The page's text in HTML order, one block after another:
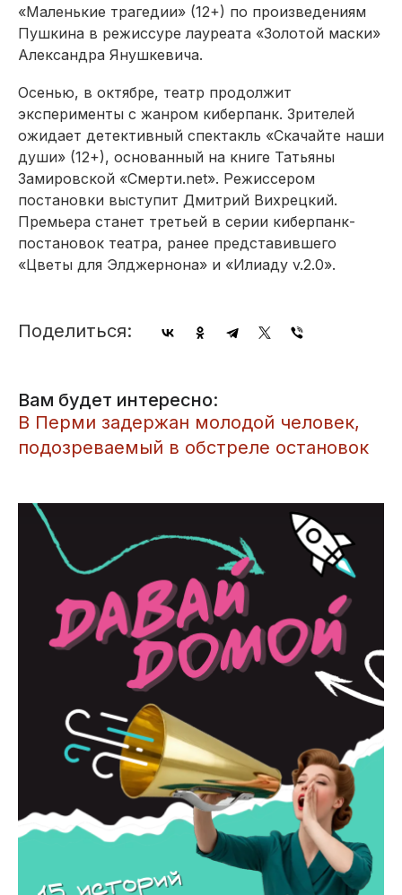
«Маленькие трагедии» (12+) по произведениям
Пушкина в режиссуре лауреата «Золотой маски»
Александра Янушкевича.
Осенью, в октябре, театр продолжит
эксперименты с жанром киберпанк. Зрителей
ожидает детективный спектакль «Скачайте наши
души» (12+), основанный на книге Татьяны
Замировской «Смерти.net». Режиссером
постановки выступит Дмитрий Вихрецкий.
Премьера станет третьей в серии киберпанк-
постановок театра, ранее представившего
«Цветы для Элджернона» и «Илиаду v.2.0».
Поделиться:
Вам будет интересно:
​В Перми задержан молодой человек,
подозреваемый в обстреле остановок